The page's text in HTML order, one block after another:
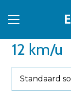
12 km/u